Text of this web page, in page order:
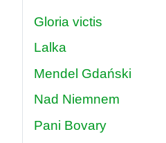
Gloria victis
Lalka
Mendel Gdański
Nad Niemnem
Pani Bovary